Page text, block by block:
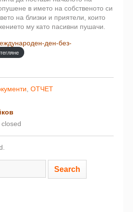
в името на собственото си
на близки и приятели, които
му като пасивни пушачи.
ден-без-
ОТЧЕТ